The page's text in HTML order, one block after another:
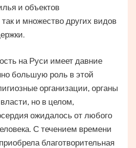
и объектов
и множество других видов
на Руси имеет давние
большую роль в этой
организации, органы
но в целом,
ожидалось от любого
С течением времени
благотворительная